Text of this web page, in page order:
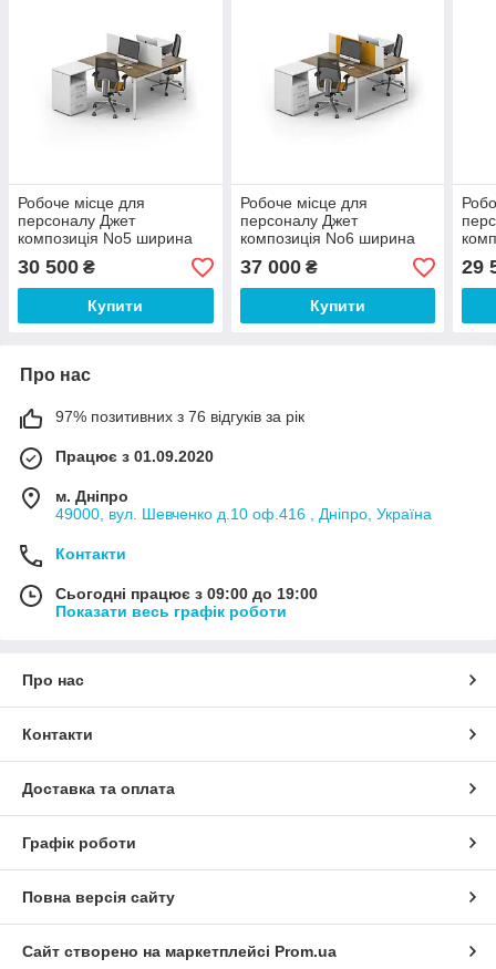
Робоче місце для
персоналу Джет
композиція No5 ширина
2800 мм (MConcept-ТМ)
30 500 ₴
Купити
Робоче місце для
персоналу Джет
композиція No6 ширина
2800 мм (MConcept-ТМ)
37 000₴
Купити
29
Про нас
97% позитивних з 76 відгуків за рік
Працює з 01.09.2020
м. Дніпро
49000, вул. Шевченко д.10 оф.416 , Дніпро, Україна
Контакти
Сьогодні працює з 09:00 до 19:00
Показати весь графік роботи
Про нас
Контакти
Доставка та оплата
Графік роботи
Повна версія сайту
Сайт створено на маркетплейсі Prom.ua